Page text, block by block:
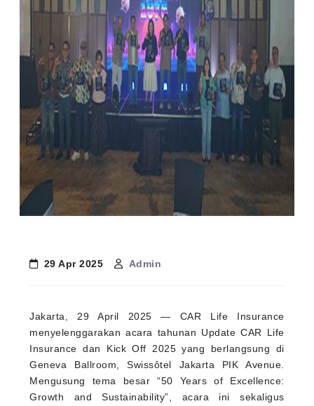
29 Apr 2025 Admin
Jakarta, 29 April 2025 — CAR Life Insurance
menyelenggarakan acara tahunan Update CAR Life
Insurance dan Kick Off 2025 yang berlangsung di
Geneva Ballroom, Swissôtel Jakarta PIK Avenue.
Mengusung tema besar “50 Years of Excellence:
Growth and Sustainability”, acara ini sekaligus